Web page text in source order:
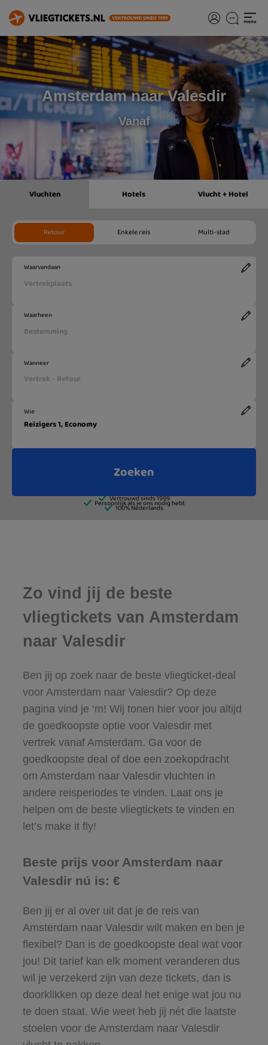
Amsterdam naar Valesdir
Vanaf
Zo vind jij de beste
vliegtickets van Amsterdam
naar Valesdir
Ben jij op zoek naar de beste vliegticket-deal
voor Amsterdam naar Valesdir? Op deze
pagina vind je ‘m! Wij tonen hier voor jou altijd
de goedkoopste optie voor Valesdir met
vertrek vanaf Amsterdam. Ga voor de
goedkoopste deal of doe een zoekopdracht
om Amsterdam naar Valesdir vluchten in
andere reisperiodes te vinden. Laat ons je
helpen om de beste vliegtickets te vinden en
let’s make it fly!
Beste prijs voor Amsterdam naar
Valesdir nú is: €
Ben jij er al over uit dat je de reis van
Amsterdam naar Valesdir wilt maken en ben je
flexibel? Dan is de goedkoopste deal wat voor
jou! Dit tarief kan elk moment veranderen dus
wil je verzekerd zijn van deze tickets, dan is
doorklikken op deze deal het enige wat jou nu
te doen staat. Wie weet heb jij nét die laatste
stoelen voor de Amsterdam naar Valesdir